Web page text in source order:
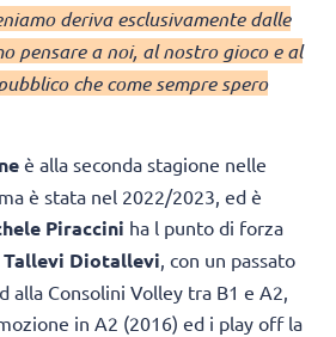
deriva esclusivamente dalle
pensare a noi, al nostro gioco e al
che come sempre spero
è alla seconda stagione nelle
è stata nel 2022/2023, ed è
Piraccini ha l punto di forza
Diotallevi, con un passato
alla Consolini Volley tra B1 e A2,
in A2 (2016) ed i play off la